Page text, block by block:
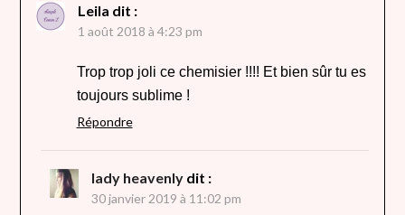
Leila dit :
1 août 2018 à 4:23 pm
Trop trop joli ce chemisier !!!! Et bien sûr tu es
toujours sublime !
Répondre
lady heavenly dit :
30 janvier 2019 à 11:02 pm